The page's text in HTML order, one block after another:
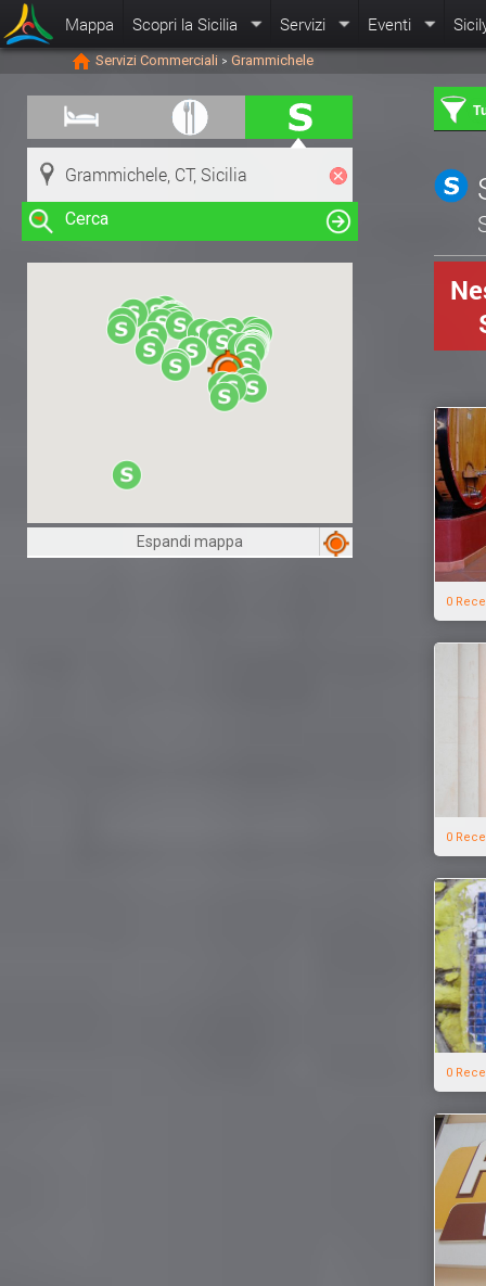
Mappa Scopri la Sicilia Servizi Eventi
Servizi Commerciali > Grammichele
Cerca
Clicca su una risorsa nella mappa
per visualizzare le informazioni
Espandi mappa
0
0
0